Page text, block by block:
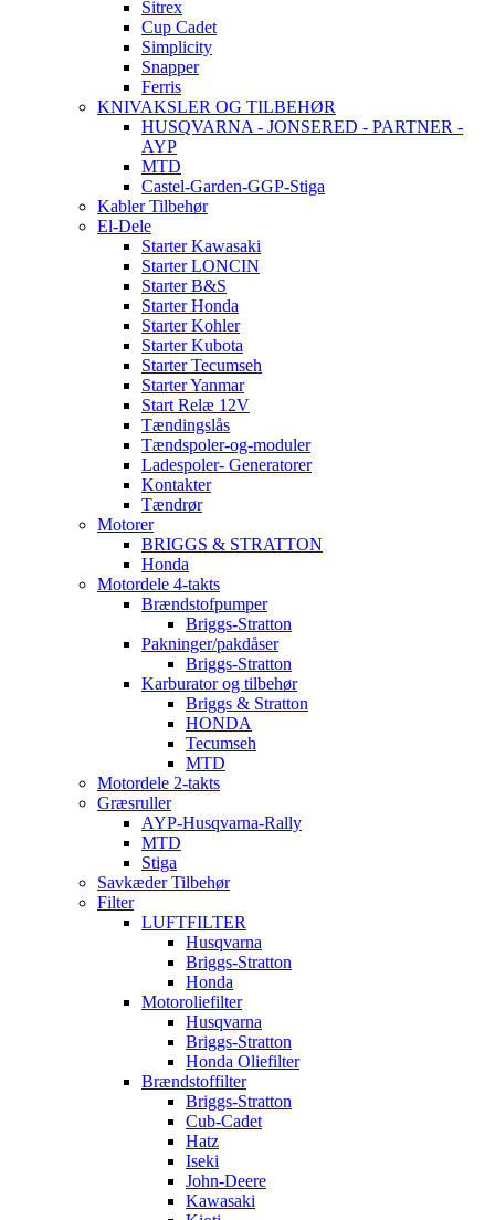
Sitrex
Cup Cadet
Simplicity
Snapper
Ferris
KNIVAKSLER OG TILBEHØR
HUSQVARNA - JONSERED - PARTNER -
AYP
MTD
Castel-Garden-GGP-Stiga
Kabler Tilbehør
El-Dele
Starter Kawasaki
Starter LONCIN
Starter B&S
Starter Honda
Starter Kohler
Starter Kubota
Starter Tecumseh
Starter Yanmar
Start Relæ 12V
Tændingslås
Tændspoler-og-moduler
Ladespoler- Generatorer
Kontakter
Tændrør
Motorer
BRIGGS & STRATTON
Honda
Motordele 4-takts
Brændstofpumper
Briggs-Stratton
Pakninger/pakdåser
Briggs-Stratton
Karburator og tilbehør
Briggs & Stratton
HONDA
Tecumseh
MTD
Motordele 2-takts
Græsruller
AYP-Husqvarna-Rally
MTD
Stiga
Savkæder Tilbehør
Filter
LUFTFILTER
Husqvarna
Briggs-Stratton
Honda
Motoroliefilter
Husqvarna
Briggs-Stratton
Honda Oliefilter
Brændstoffilter
Briggs-Stratton
Cub-Cadet
Hatz
Iseki
John-Deere
Kawasaki